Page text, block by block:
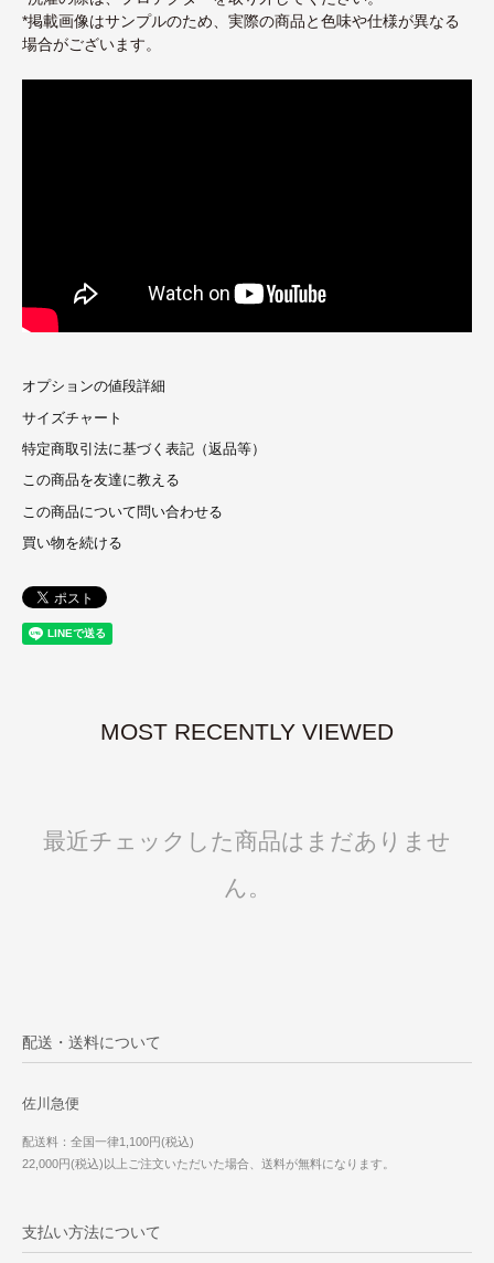
*掲載画像はサンプルのため、実際の商品と色味や仕様が異なる
場合がございます。
オプションの値段詳細
サイズチャート
特定商取引法に基づく表記（返品等）
この商品を友達に教える
この商品について問い合わせる
買い物を続ける
MOST RECENTLY VIEWED
最近チェックした商品はまだありませ
ん。
配送・送料について
佐川急便
配送料：全国一律1,100円(税込)
22,000円(税込)以上ご注文いただいた場合、送料が無料になります。
支払い方法について